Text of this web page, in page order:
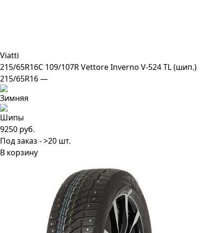
Viatti
215/65R16C 109/107R Vettore Inverno V-524 TL (шип.)
215/65R16 —
9250 руб.
Под заказ - >20 шт.
В корзину